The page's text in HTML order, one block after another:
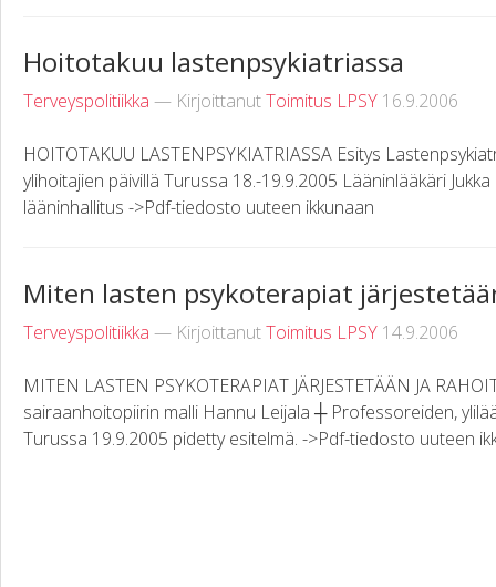
Hoitotakuu lastenpsykiatriassa
Terveyspolitiikka — KirjoittanutToimitus LPSY 16.9.2006
HOITOTAKUU LASTENPSYKIATRIASSA Esitys
ylihoitajien päivillä Turussa 18.-19.9.2005 Lääninlääkäri
lääninhallitus ->Pdf-tiedosto uuteen ikkunaan
Miten lasten psykoterapiat
Terveyspolitiikka — KirjoittanutToimitus LPSY 14.9.2006
MITEN LASTEN PSYKOTERAPIAT JÄRJESTETÄÄN JA
sairaanhoitopiirin malli Hannu Leijala ┼ Professoreiden,
Turussa 19.9.2005 pidetty esitelmä. ->Pdf-tiedosto uuteen